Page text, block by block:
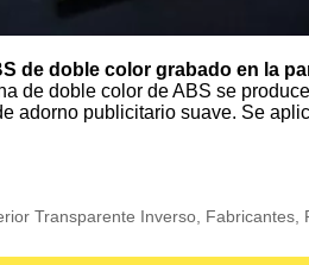
de doble color grabado en la
de doble color de ABS se
adorno publicitario suave. Se
Transparente Inverso,